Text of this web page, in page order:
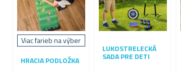
Viac farieb na výber
HRACIA PODLOŽKA
LUKOSTRELECKÁ
SADA PRE DETI